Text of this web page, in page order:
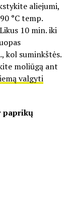
aliejumi,
°C temp.
10 min. iki
kol suminkštės.
moliūgą ant
valgyti
paprikų